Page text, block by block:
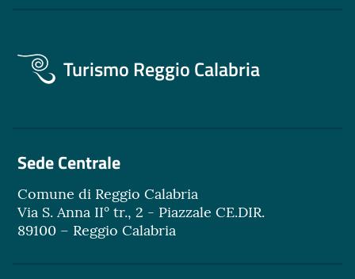
Turismo Reggio Calabria
Sede Centrale
Comune di Reggio Calabria
Via S. Anna II° tr., 2 - Piazzale CE.DIR.
89100 – Reggio Calabria